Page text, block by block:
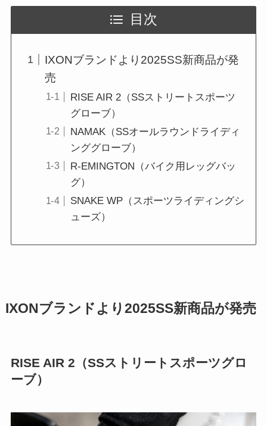
目次
IXONブランドより2025SS新商品が発
売
RISE AIR 2（SSストリートスポーツ
グローブ）
NAMAK（SSオールラウンドライディ
ンググローブ）
R-EMINGTON（バイク用レッグバッ
グ）
SNAKE WP（スポーツライディングシ
ューズ）
IXONブランドより2025SS新商品が発売
RISE AIR 2（SSストリートスポーツグロ
ーブ）